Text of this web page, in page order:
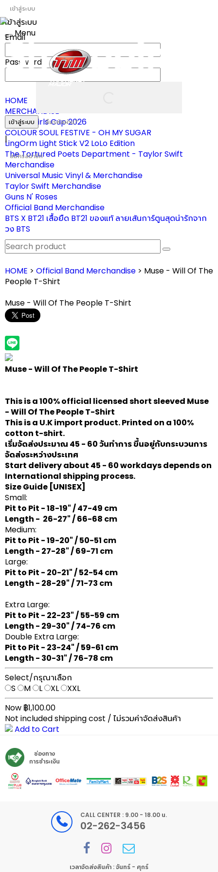
เข้าสู่ระบบ
เข้าสู่ระบบ
Email
Password
เข้าสู่ระบบ ลืมรหัสผ่าน?
|
สมัครสมาชิก
Toggle
Menu
HOME
MERCHANDISE
ผ้าเชียร์ Girls Cup 2026
COLOUR SOUL FESTIVE - OH MY SUGAR
LingOrm Light Stick V2 LoLo Edition
The Tortured Poets Department - Taylor Swift
Merchandise
Universal Music Vinyl & Merchandise
Taylor Swift Merchandise
Guns N' Roses
Official Band Merchandise
BTS X BT21 เสื้อยืด BT21 ของแท้ ลายเส้นการ์ตูนสุดน่ารักจาก
วง BTS
HOME > Official Band Merchandise > Muse - Will Of The
People T-Shirt
Muse - Will Of The People T-Shirt
Muse - Will Of The People T-Shirt
This is a 100% official licensed short sleeved Muse
- Will Of The People T-Shirt
This is a U.K import product. Printed on a 100%
cotton t-shirt.
เริ่มจัดส่งประมาณ 45 - 60 วันทำการ ขึ้นอยู่กับกระบวนการ
จัดส่งระหว่างประเทศ
Start delivery about 45 - 60 workdays depends on
International shipping process.
Size Guide [UNISEX]
Small:
Pit to Pit - 18-19" / 47-49 cm
Length - 26-27" / 66-68 cm
Medium:
Pit to Pit - 19-20" / 50-51 cm
Length - 27-28" / 69-71 cm
Large:
Pit to Pit - 20-21" / 52-54 cm
Length - 28-29" / 71-73 cm
Extra Large:
Pit to Pit - 22-23" / 55-59 cm
Length - 29-30" / 74-76 cm
Double Extra Large:
Pit to Pit - 23-24" / 59-61 cm
Length - 30-31" / 76-78 cm
Select/กรุณาเลือก
S
M L XL
XXL
Now ฿1,100.00
Not included shipping cost / ไม่รวมค่าจัดส่งสินค้า
Add to Cart
ช่องทาง
การชำระเงิน
CALL CENTER : 9.00 - 18.00 น.
02-262-3456
เวลาจัดส่งสินค้า : จันทร์ - ศุกร์